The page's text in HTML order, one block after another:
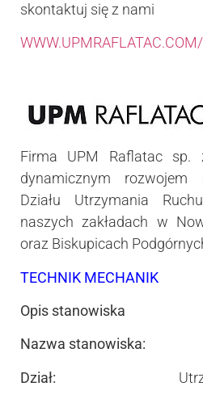
skontaktuj się z nami
Firma UPM Raflatac
dynamicznym
Działu Utrzymania
naszych zakładach w
oraz Biskupicach
TECHNIK MECHANIK
Opis stanowiska
Nazwa stanowiska:
Dział: